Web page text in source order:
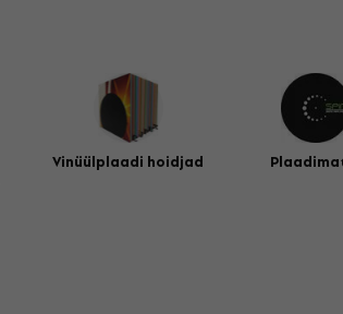
Vinüülplaadi hoidjad